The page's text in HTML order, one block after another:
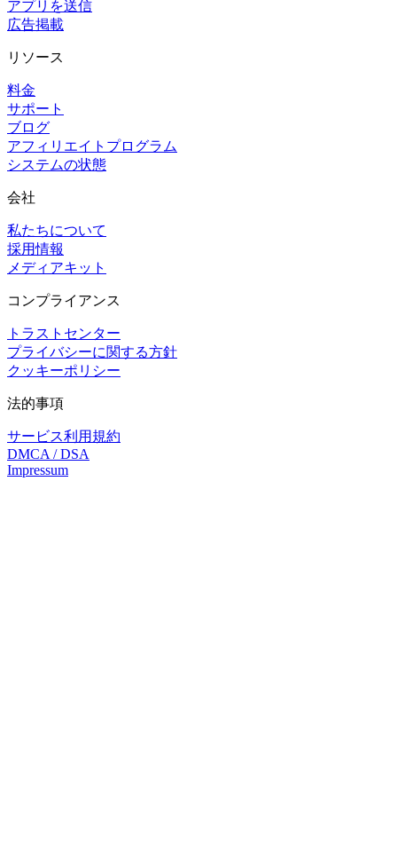
アプリを送信
広告掲載
リソース
料金
サポート
ブログ
アフィリエイトプログラム
システムの状態
会社
私たちについて
採用情報
メディアキット
コンプライアンス
トラストセンター
プライバシーに関する方針
クッキーポリシー
法的事項
サービス利用規約
DMCA / DSA
Impressum